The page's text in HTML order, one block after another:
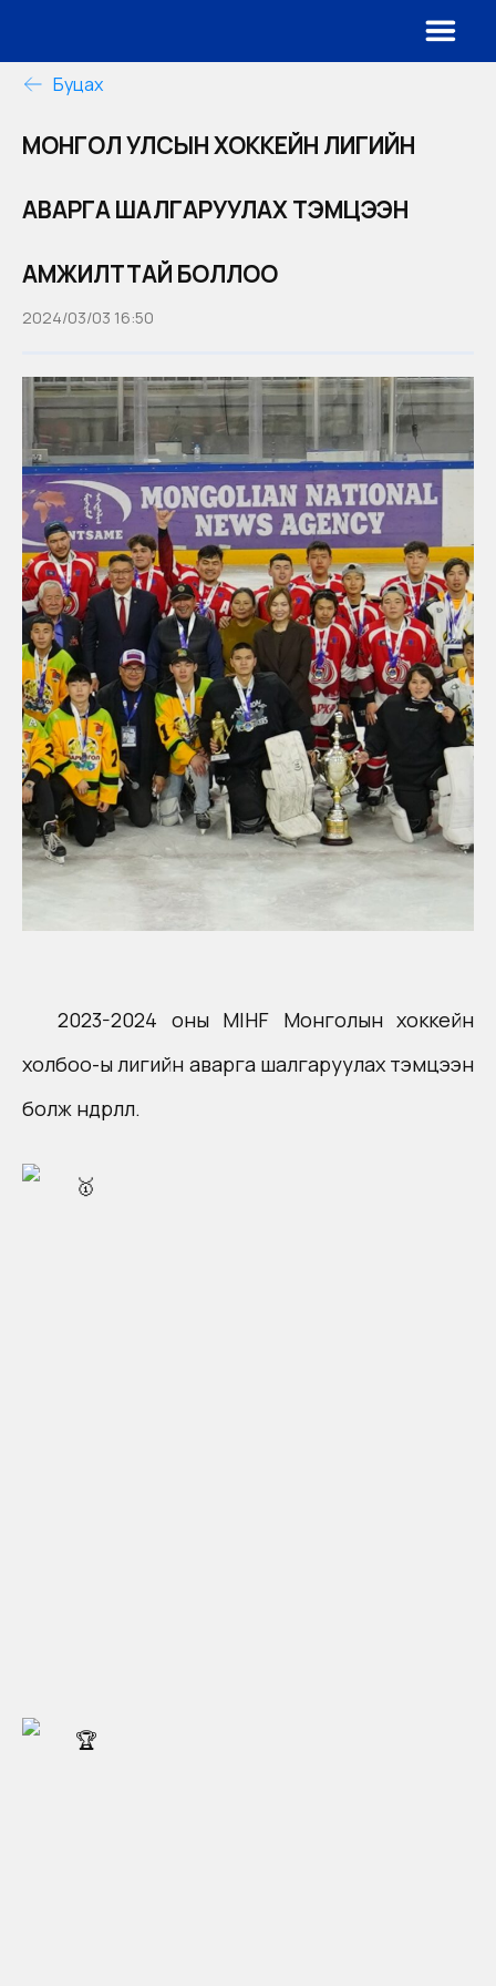
Буцах
МОНГОЛ УЛСЫН ХОККЕЙН ЛИГИЙН
АВАРГА ШАЛГАРУУЛАХ ТЭМЦЭЭН
АМЖИЛТТАЙ БОЛЛОО
2024/03/03 16:50
2023-2024 оны MIHF Монголын хоккейн
холбоо-ы лигийн аварга шалгаруулах тэмцээн
болж өндөрлөлөө.